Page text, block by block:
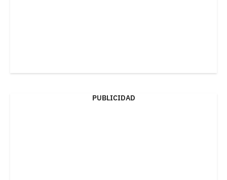
PUBLICIDAD